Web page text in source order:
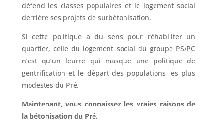
défend les classes populaires et le logement social
derrière ses projets de surbétonisation.
Si cette politique a du sens pour réhabiliter un
quartier, celle du logement social du groupe PS/PC
n’est qu’un leurre qui masque une politique de
gentrification et le départ des populations les plus
modestes du Pré.
Maintenant, vous connaissez les vraies raisons de
la bétonisation du Pré.